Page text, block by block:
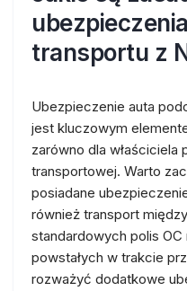
transportu z
Ubezpieczenie auta
jest kluczowym
zarówno dla właściciela
transportowej. Warto
posiadane
również transport
standardowych polis
powstałych w trakcie
rozważyć dodatkowe